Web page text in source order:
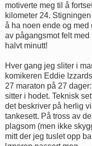
motiverte meg til å
kilometer 24.
å ha noen ende og
av pågangsmot felt
halvt minutt!
Hver gang jeg sliter i
komikeren Eddie
27 maraton på 27
sitter i hodet. Teknisk
det beskriver på herlig
tankesett. På tross av
plagsom (men ikke
mitt der jeg tuslet opp